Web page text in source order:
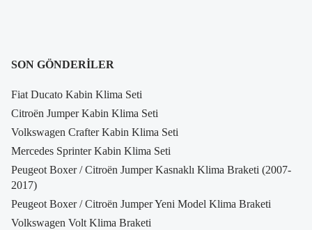
SON GÖNDERILER
Fiat Ducato Kabin Klima Seti
Citroën Jumper Kabin Klima Seti
Volkswagen Crafter Kabin Klima Seti
Mercedes Sprinter Kabin Klima Seti
Peugeot Boxer / Citroën Jumper Kasnaklı Klima Braketi (2007-
2017)
Peugeot Boxer / Citroën Jumper Yeni Model Klima Braketi
Volkswagen Volt Klima Braketi